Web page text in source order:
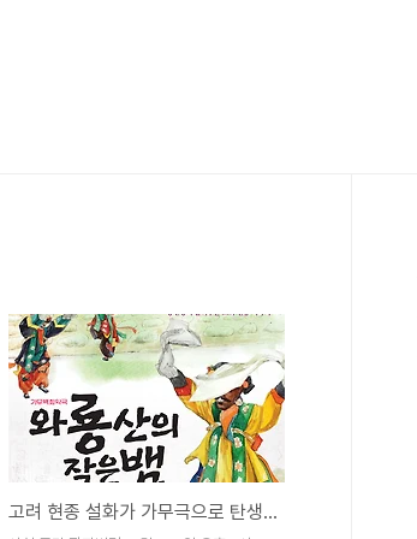
고려 현종 설화가 가무극으로 탄생한 장자번덕의 '와룡산의 작은 뱀'